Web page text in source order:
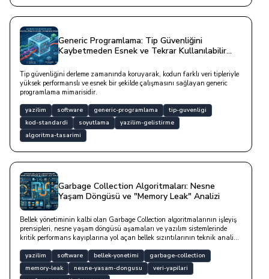
Generic Programlama: Tip Güvenliğini
Kaybetmeden Esnek ve Tekrar Kullanılabilir
Tip güvenliğini derleme zamanında koruyarak, kodun farklı veri tipleriyle
yüksek performanslı ve esnek bir şekilde çalışmasını sağlayan generic
programlama mimarisidir.
yazilim software generic-programlama
tip-guvenligi
kod-standardi
soyutlama
yazilim-gelistirme
algoritma-tasarimi
Garbage Collection Algoritmaları: Nesne
Yaşam Döngüsü ve "Memory Leak" Analizi
Bellek yönetiminin kalbi olan Garbage Collection algoritmalarının işleyiş
prensipleri, nesne yaşam döngüsü aşamaları ve yazılım sistemlerinde
kritik performans kayıplarına yol açan bellek sızıntılarının teknik analiz
yazilim software bellek-yonetimi
garbage-collection
memory-leak
nesne-yasam-dongusu
veri-yapilari